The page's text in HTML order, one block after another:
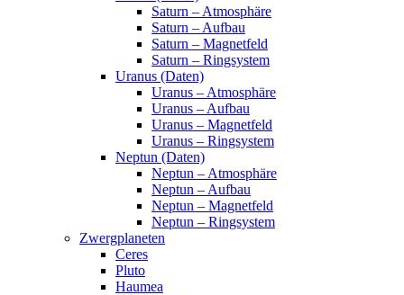
Saturn – Atmosphäre
Saturn – Aufbau
Saturn – Magnetfeld
Saturn – Ringsystem
Uranus (Daten)
Uranus – Atmosphäre
Uranus – Aufbau
Uranus – Magnetfeld
Uranus – Ringsystem
Neptun (Daten)
Neptun – Atmosphäre
Neptun – Aufbau
Neptun – Magnetfeld
Neptun – Ringsystem
Zwergplaneten
Ceres
Pluto
Haumea